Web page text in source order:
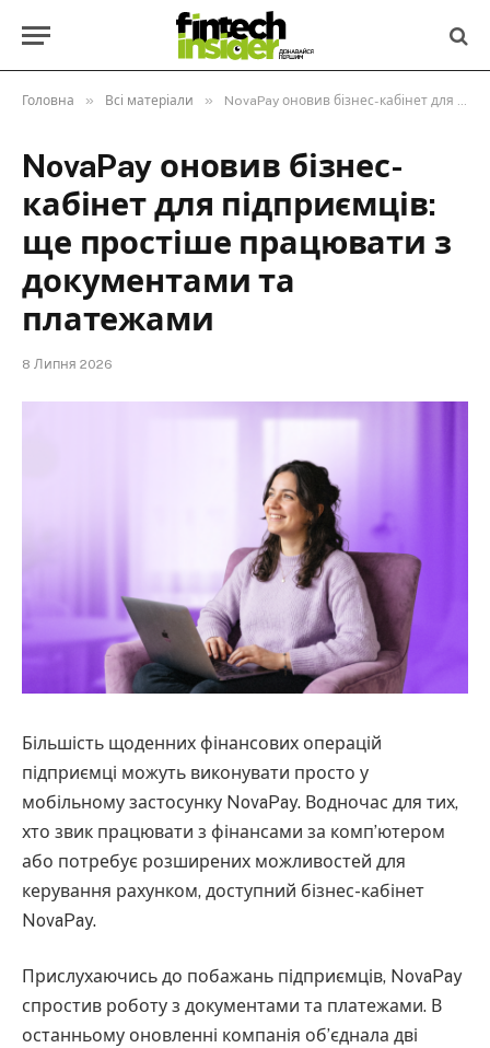
Головна » Всі матеріали » NovaPay оновив бізнес-кабінет для підприємців: ще простіше працювати з документами та платежами
NovaPay оновив бізнес-
кабінет для підприємців:
ще простіше працювати з
документами та
платежами
8 Липня 2026
Більшість щоденних фінансових операцій
підприємці можуть виконувати просто у
мобільному застосунку NovaPay. Водночас для тих,
хто звик працювати з фінансами за комп’ютером
або потребує розширених можливостей для
керування рахунком, доступний бізнес-кабінет
NovaPay.
Прислухаючись до побажань підприємців, NovaPay
спростив роботу з документами та платежами. В
останньому оновленні компанія об’єднала дві